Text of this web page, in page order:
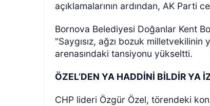
açıklamalarının ardından, AK Parti
Bornova Belediyesi Doğanlar Kent
"Saygısız, ağzı bozuk
arenasındaki tansiyonu yükseltti.
ÖZEL’DEN YA HADDİNİ BİLDİR YA
CHP lideri Özgür Özel, törendeki